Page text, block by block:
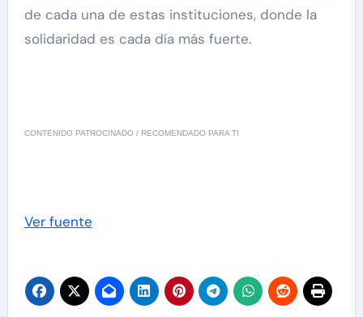
de cada una de estas instituciones, donde la
solidaridad es cada día más fuerte.
CONTENIDO PATROCINADO / RECOMENDADO PARA TI
Ver fuente